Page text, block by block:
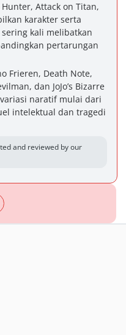
Attack on Titan,
karakter serta
kali melibatkan
pertarungan
Frieren, Death Note,
dan JoJo’s Bizarre
naratif mulai dari
intelektual dan tragedi
and reviewed by our